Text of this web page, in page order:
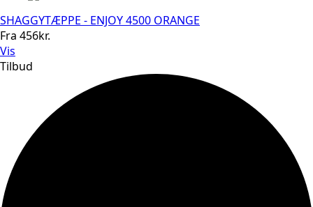
SHAGGYTÆPPE - ENJOY 4500 ORANGE
Fra 456kr.
Vis
Tilbud